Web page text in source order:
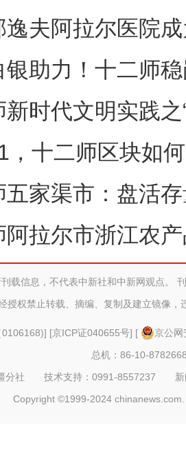
逸夫阿拉尔医院
银助力！十二师
时代文明实践之
，十二师区块如
五家渠市：盘活
阿拉尔市浙江农
载信息，不代表中新社和中新网观点。
授权禁止转载、摘编、复制及建立镜像，
0106168)] [京ICP证040655号] [
京公
总机：86-10-
疆分社 技术支持：0991-8557237
Copyright ©1999-2024